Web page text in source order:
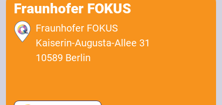
Fraunhofer FOKUS
Fraunhofer FOKUS
Kaiserin-Augusta-Allee 31
10589 Berlin